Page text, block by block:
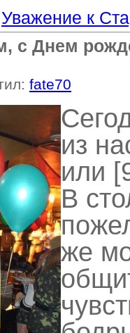
Уважение к
с Днем
fate70
из
или
В
же